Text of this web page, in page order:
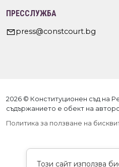
ПРЕССЛУЖБА
press@constcourt.bg
2026 © Конституционен съд на
съдържанието е обект на
Политика за ползване на
Този сайт използва